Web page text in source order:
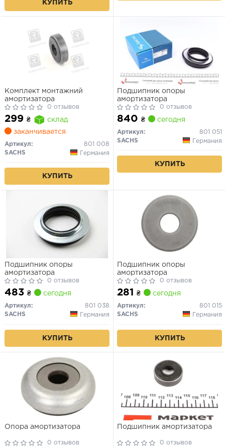
КУПИТЬ
Комплект монтажний
амортизатора
0 отзывов
299 ₴
склад
заканчивается
Артикул:
801 008
SACHS
Германия
КУПИТЬ
Подшипник опоры
амортизатора
0 отзывов
840 ₴ сегодня
Артикул:
801 051
SACHS
Германия
КУПИТЬ
Подшипник опоры
амортизатора
0 отзывов
483 ₴ сегодня
Артикул:
801 038
SACHS
Германия
КУПИТЬ
Подшипник опоры
амортизатора
0 отзывов
281 ₴ сегодня
Артикул:
801 015
SACHS
Германия
КУПИТЬ
Опора амортизатора
0 отзывов
Подшипник амортизатора
0 отзывов